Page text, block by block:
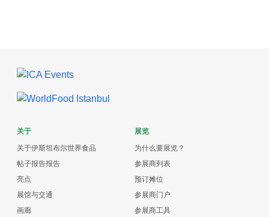
关于
关于伊斯坦布尔世界食品
帖子报告报告
亮点
展馆与交通
画廊
展览
为什么要展览？
参展商列表
预订摊位
参展商门户
参展商工具